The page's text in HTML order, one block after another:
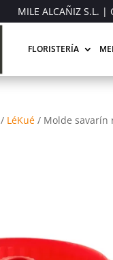
MILE ALCAÑIZ S.L.
FLORISTERÍA
/ LéKué / Molde savarín